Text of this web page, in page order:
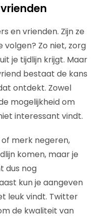
en vrienden. Zijn ze
Zo niet, zorg
je tijdlijn krijgt. Maar
bestaat de kans
ontdekt. Zowel
mogelijkheid om
interessant vindt.
merk negeren,
komen, maar je
dus nog
kun je aangeven
leuk vindt. Twitter
de kwaliteit van